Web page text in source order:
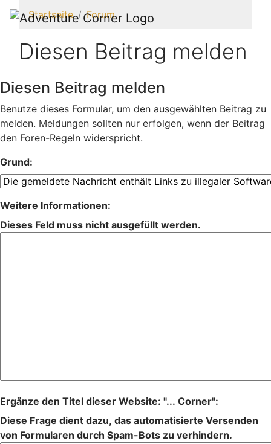
Startseite Forum
Diesen Beitrag melden
Diesen Beitrag melden
Benutze dieses Formular, um den ausgewählten Beitrag zu
melden. Meldungen sollten nur erfolgen, wenn der Beitrag
den Foren-Regeln widerspricht.
Grund:
Weitere Informationen:
Dieses Feld muss nicht ausgefüllt werden.
Ergänze den Titel dieser Website: "... Corner":
Diese Frage dient dazu, das automatisierte Versenden
von Formularen durch Spam-Bots zu verhindern.